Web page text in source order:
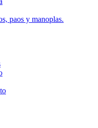
paos y manoplas.